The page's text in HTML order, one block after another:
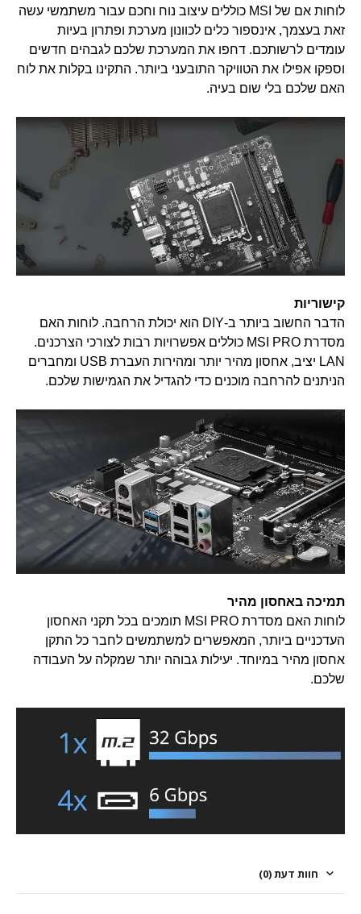
לוחות אם של MSI כוללים עיצוב נוח וחכם עבור משתמשי עשה
זאת בעצמך, אינספור כלים לכוונון מערכת ופתרון בעיות
עומדים לרשותכם. דחפו את המערכת שלכם לגבהים חדשים
וספקו אפילו את הטוויקר התובעני ביותר. התקינו בקלות את לוח
האם שלכם בלי שום בעיה.
קישוריות
הדבר החשוב ביותר ב-DIY הוא יכולת הרחבה. לוחות האם
מסדרת MSI PRO כוללים אפשרויות רבות לצורכי הצרכנים.
LAN יציב, אחסון מהיר יותר ומהירות העברת USB ומחברים
הניתנים להרחבה מוכנים כדי להגדיל את הגמישות שלכם.
תמיכה באחסון מהיר
לוחות האם מסדרת MSI PRO תומכים בכל תקני האחסון
העדכניים ביותר, המאפשרים למשתמשים לחבר כל התקן
אחסון מהיר במיוחד. יעילות גבוהה יותר שמקלה על העבודה
שלכם.
חוות דעת (0)